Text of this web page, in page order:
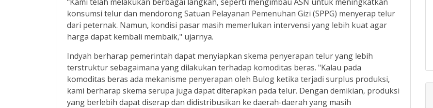
konsumsi telur dan mendorong Satuan Pelayanan Pemenuhan Gizi (SPPG) menyerap telur
dari peternak. Namun, kondisi pasar masih memerlukan intervensi yang lebih kuat agar
harga dapat kembali membaik," ujarnya.
Indyah berharap pemerintah dapat menyiapkan skema penyerapan telur yang lebih
terstruktur sebagaimana yang dilakukan terhadap komoditas beras. "Kalau pada
komoditas beras ada mekanisme penyerapan oleh Bulog ketika terjadi surplus produksi,
kami berharap skema serupa juga dapat diterapkan pada telur. Dengan demikian, produksi
yang berlebih dapat diserap dan didistribusikan ke daerah-daerah yang masih